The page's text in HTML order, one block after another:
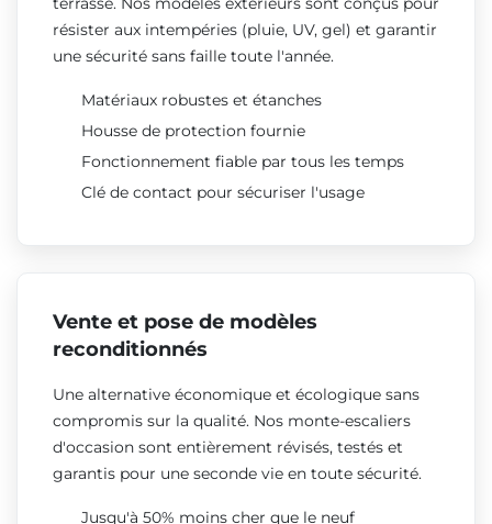
résister aux intempéries (pluie, UV, gel) et garantir
une sécurité sans faille toute l'année.
Matériaux robustes et étanches
Housse de protection fournie
Fonctionnement fiable par tous les temps
Clé de contact pour sécuriser l'usage
Vente et pose de modèles
reconditionnés
Une alternative économique et écologique sans
compromis sur la qualité. Nos monte-escaliers
d'occasion sont entièrement révisés, testés et
garantis pour une seconde vie en toute sécurité.
Jusqu'à 50% moins cher que le neuf